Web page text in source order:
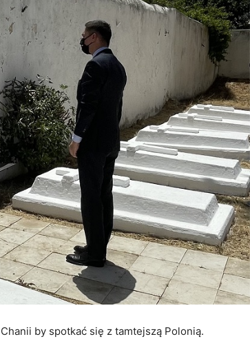
by spotkać się z tamtejszą Polonią.